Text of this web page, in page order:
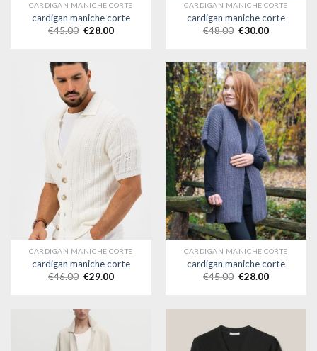
CARDIGAN MANICHE CORTE
cardigan maniche corte
€45.00 €28.00
CARDIGAN MANICHE CORTE
cardigan maniche corte
€48.00 €30.00
CARDIGAN MANICHE CORTE
cardigan maniche corte
€46.00 €29.00
CARDIGAN MANICHE CORTE
cardigan maniche corte
€45.00 €28.00